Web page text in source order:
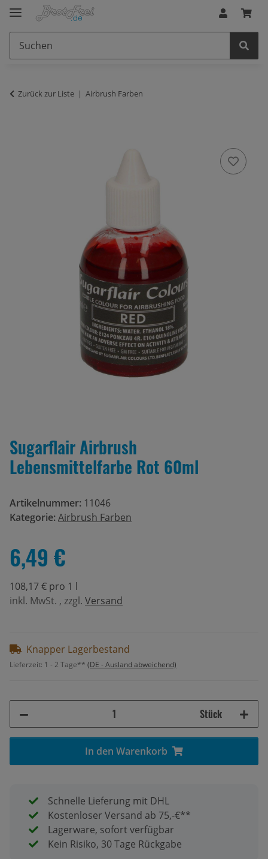
Zurück zur Liste Airbrush Farben
Sugarflair Airbrush
Lebensmittelfarbe Rot 60ml
Artikelnummer: 11046
Kategorie:Airbrush Farben
6,49 €
108,17 € pro 1 l
inkl. MwSt. , zzgl. Versand
Knapper Lagerbestand
Lieferzeit: 1 - 2 Tage** (DE - Ausland abweichend)
Stück
In den Warenkorb
Schnelle Lieferung mit DHL
Kostenloser Versand ab 75,-€**
Lagerware, sofort verfügbar
Kein Risiko, 30 Tage Rückgabe